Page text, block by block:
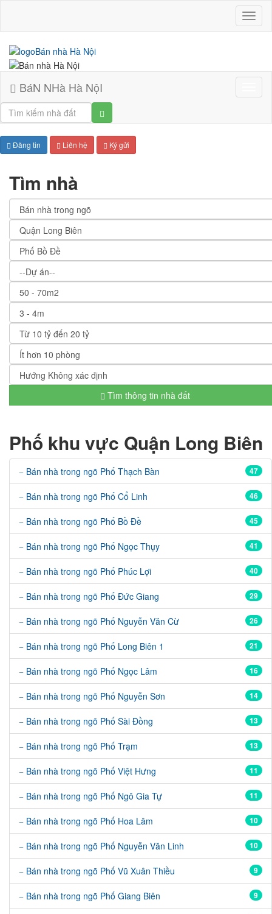
BáN
NHà
nhà
Nội
BáN NHà Hà NộI
Đăng tin Liên hệ Ký gửi
Tìm nhà
Tìm thông tin nhà đất
Phố khu vực Quận Long Biên
47
Bán nhà trong ngõ Phố Thạch Bàn
46
Bán nhà trong ngõ Phố Cổ Linh
45
Bán nhà trong ngõ Phố Bồ Đề
41
Bán nhà trong ngõ Phố Ngọc Thụy
40
Bán nhà trong ngõ Phố Phúc Lợi
29
Bán nhà trong ngõ Phố Đức Giang
26
Bán nhà trong ngõ Phố Nguyễn Văn Cừ
21
Bán nhà trong ngõ Phố Long Biên 1
16
Bán nhà trong ngõ Phố Ngọc Lâm
14
Bán nhà trong ngõ Phố Nguyễn Sơn
13
Bán nhà trong ngõ Phố Sài Đồng
13
Bán nhà trong ngõ Phố Trạm
11
Bán nhà trong ngõ Phố Việt Hưng
11
Bán nhà trong ngõ Phố Ngô Gia Tự
10
Bán nhà trong ngõ Phố Hoa Lâm
10
Bán nhà trong ngõ Phố Nguyễn Văn Linh
9
Bán nhà trong ngõ Phố Vũ Xuân Thiều
9
Bán nhà trong ngõ Phố Giang Biên